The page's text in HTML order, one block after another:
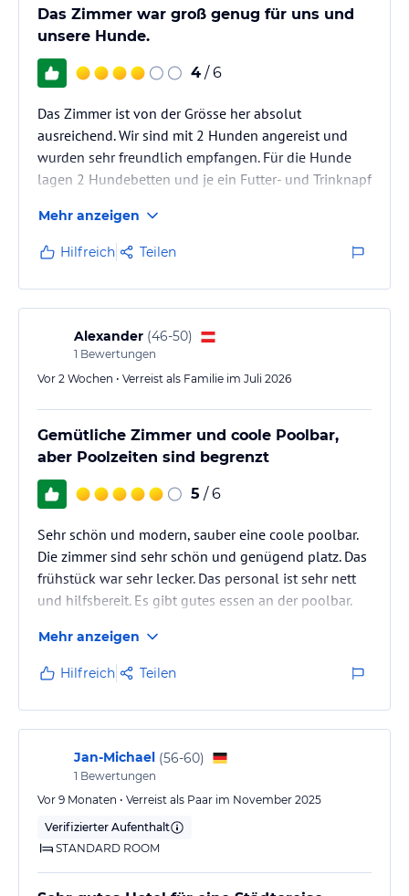
Das Zimmer war groß genug für uns und
unsere Hunde.
4 / 6
Das Zimmer ist von der Grösse her absolut
ausreichend. Wir sind mit 2 Hunden angereist und
wurden sehr freundlich empfangen. Für die Hunde
lagen 2 Hundebetten und je ein Futter- und Trinknapf
Das Bett für die 2-Beiner war sehr bequem. Leider gibt
es nur eine Badewanne zum duschen, was für Einige
ein Problem sein könnte
Mehr anzeigen
Hilfreich Teilen
Alexander (46-50)
1 Bewertungen
Vor 2 Wochen • Verreist als Familie im Juli 2026
Gemütliche Zimmer und coole Poolbar,
aber Poolzeiten sind begrenzt
5 / 6
Sehr schön und modern, sauber eine coole poolbar.
Die zimmer sind sehr schön und genügend platz. Das
frühstück war sehr lecker. Das personal ist sehr nett
und hilfsbereit. Es gibt gutes essen an der poolbar.
hat.
Mehr anzeigen
Hilfreich Teilen
Jan-Michael (56-60)
1 Bewertungen
Vor 9 Monaten • Verreist als Paar im November 2025
Verifizierter Aufenthalt
STANDARD ROOM